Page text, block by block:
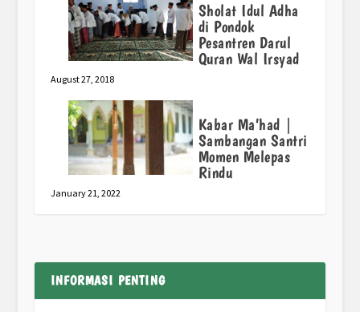
Sholat Idul Adha
di Pondok
Pesantren Darul
Quran Wal Irsyad
August 27, 2018
Kabar Ma’had |
Sambangan Santri
Momen Melepas
Rindu
January 21, 2022
INFORMASI PENTING